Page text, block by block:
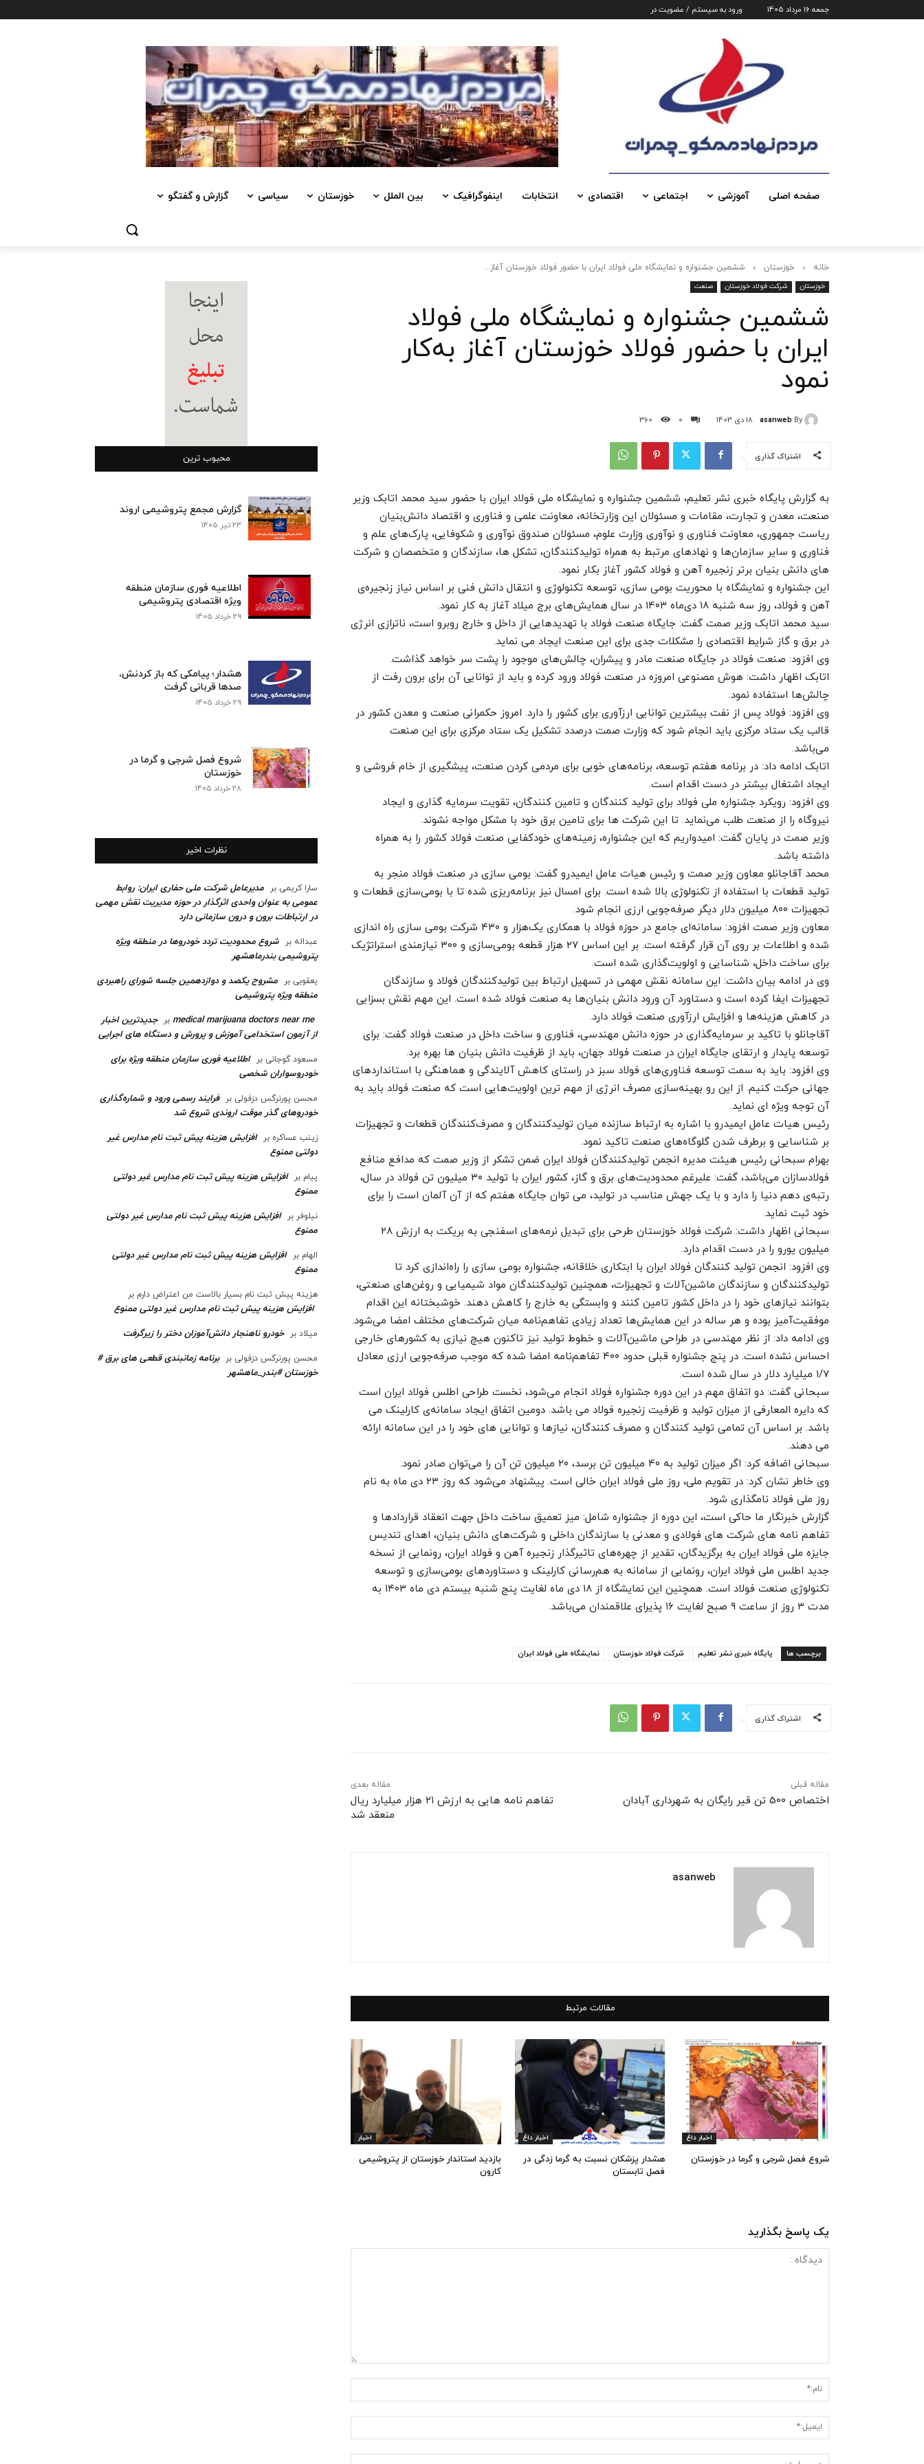
جمعه 16 مرداد 1405 ورود به سیستم / عضویت در
صفحه اصلی آموزشی اجتماعی اقتصادی انتخابات اینفوگرافیک بین الملل خوزستان سیاسی گزارش و گفتگو
خانه خوزستان ششمین جشنواره و نمایشگاه ملی فولاد ایران با حضور فولاد خوزستان آغاز...
خوزستان شرکت فولاد خوزستان صنعت
ششمین جشنواره و نمایشگاه ملی فولاد
ایران با حضور فولاد خوزستان آغاز به‌کار
نمود
By
asanweb 18 دی 1403 0
360
اشتراک گذاری
به گزارش پایگاه خبری نشر تعلیم، ششمین جشنواره و نمایشگاه ملی فولاد ایران با حضور سید محمد اتابک وزیر
صنعت، معدن و تجارت، مقامات و مسئولان این وزارتخانه، معاونت علمی و فناوری و اقتصاد دانش‌بنیان
ریاست جمهوری، معاونت فناوری و نوآوری وزارت علوم، مسئولان صندوق نوآوری و شکوفایی‌، پارک‌های علم و
فناوری و سایر سازمان‌ها و نهادهای مرتبط به همراه تولیدکنندگان، تشکل ها، سازندگان و متخصصان و شرکت
‌های دانش ‌بنیان برتر زنجیره آهن و فولاد کشور آغاز بکار نمود.
این جشنواره و نمایشگاه با محوریت بومی سازی، توسعه تکنولوژی و انتقال دانش فنی بر اساس نیاز زنجیره‌ی
آهن و فولاد، روز سه شنبه ۱۸ دی‌ماه ۱۴۰۳ در سال همایش‌های برج میلاد آغاز به کار نمود.
سید محمد اتابک وزیر صمت گفت: جایگاه‌ صنعت فولاد با تهدیدهایی از داخل و خارج روبرو است، ناترازی انرژی
در برق و گاز شرایط اقتصادی را مشکلات جدی برای این صنعت ایجاد می نماید.
وی افزود: صنعت فولاد در جایگاه صنعت مادر و پیشران، چالش‌های موجود را پشت سر خواهد گذاشت.
اتابک اظهار داشت: هوش مصنوعی امروزه در صنعت فولاد ورود کرده و باید از توانایی آن برای برون رفت از
چالش‌ها استفاده نمود.
وی افزود: فولاد پس از نفت بیشترین توانایی ارزآوری برای کشور را دارد. امروز حکمرانی صنعت و معدن کشور در
قالب یک ستاد مرکزی باید انجام شود که وزارت صمت درصدد تشکیل یک ستاد مرکزی برای این صنعت
می‌باشد.
اتابک ادامه داد: در برنامه هفتم توسعه، برنامه‌های خوبی برای مردمی کردن صنعت، پیشگیری از خام فروشی و
ایجاد اشتغال بیشتر در دست اقدام است.
وی افزود: رویکرد جشنواره ملی فولاد برای تولید کنندگان و تامین کنندگان، تقویت سرمایه گذاری و ایجاد
نیروگاه را از صنعت طلب می‌نماید. تا این شرکت ها برای تامین برق خود با مشکل مواجه نشوند.
وزیر صمت در پایان گفت: امیدواریم که این جشنواره، زمینه‌های خودکفایی صنعت فولاد کشور را به همراه
داشته باشد.
محمد آقاجانلو معاون وزیر صمت و رئیس هیات عامل ایمیدرو گفت: بومی سازی در صنعت فولاد منجر به
تولید قطعات با استفاده از تکنولوژی بالا شده است. برای امسال نیز برنامه‌ریزی شده تا با بومی‌سازی قطعات و
تجهیزات ۸۰۰ میلیون دلار دیگر صرفه‌جویی ارزی انجام شود.
معاون وزیر صمت افزود:‌ سامانه‌ای جامع در حوزه فولاد با همکاری یک‌هزار و ۴۳۰ شرکت بومی سازی راه اندازی
شده و اطلاعات بر روی آن قرار گرفته است. بر این اساس ۲۷ هزار قطعه بومی‌سازی و ۳۰۰ نیازمندی استراتژیک
برای ساخت داخل، شناسایی و اولویت‌گذاری شده است.
وی در ادامه بیان داشت: این سامانه نقش مهمی در تسهیل ارتباط بین تولیدکنندگان فولاد و سازندگان
تجهیزات ایفا کرده است و دستاورد آن ورود دانش بنیان‌ها به صنعت فولاد شده است. این مهم نقش بسزایی
در کاهش هزینه‌ها و افزایش ارزآوری صنعت فولاد دارد.
آقاجانلو با تاکید بر سرمایه‌گذاری در حوزه دانش مهندسی، فناوری و ساخت داخل در صنعت فولاد گفت: برای
توسعه پایدار و ارتقای جایگاه ایران در صنعت فولاد جهان، باید از ظرفیت دانش بنیان ها بهره برد.
وی افزود: باید به سمت توسعه فناوری‌های فولاد سبز در راستای کاهش آلایندگی و هماهنگی با استانداردهای
جهانی حرکت کنیم. از این رو بهینه‌سازی مصرف انرژی از مهم ترین اولویت‌هایی است که صنعت فولاد باید به
آن توجه ویژه ای نماید.
رئیس هیات عامل ایمیدرو با اشاره به ارتباط سازنده میان تولیدکنندگان و مصرف‌کنندگان قطعات و تجهیزات
بر شناسایی و برطرف شدن گلوگاه‌های صنعت تاکید نمود.
بهرام سبحانی رئیس هیئت‌ مدیره انجمن تولیدکنندگان فولاد ایران ضمن تشکر از وزیر صمت که مدافع منافع
فولادسازان می‌باشد، گفت: علیرغم محدودیت‌های برق و گاز، کشور ایران با تولید ۳۰ میلیون تن فولاد در سال،
رتبه‌ی دهم دنیا را دارد و با یک جهش مناسب در تولید، می توان جایگاه هفتم که از آن آلمان است را برای
خود ثبت نماید.
سبحانی اظهار داشت: شرکت فولاد خوزستان طرحی برای تبدیل نرمه‌های اسفنجی به بریکت به ارزش ۲۸
میلیون یورو را در دست اقدام دارد.
وی افزود: انجمن تولید کنندگان فولاد ایران با ابتکاری خلاقانه، جشنواره بومی سازی را راه‌اندازی کرد تا
تولیدکنندگان و سازندگان ماشین‌آلات و تجهیزات، همچنین تولیدکنندگان مواد شیمیایی و روغن‌های صنعتی،
بتوانند نیازهای خود را در داخل کشور تامین کنند و وابستگی به خارج را کاهش دهند. خوشبختانه این اقدام
موفقیت‌آمیز بوده و هر ساله در این همایش‌ها تعداد زیادی تفاهم‌نامه میان شرکت‌های مختلف امضا می‌شود.
وی ادامه داد: از نظر مهندسی در طراحی ماشین‌آلات و خطوط تولید نیز تاکنون هیچ نیازی به کشورهای خارجی
احساس نشده است. در پنج جشنواره قبلی حدود ۴۰۰ تفاهم‌نامه امضا شده که موجب صرفه‌جویی ارزی معادل
۱/۷ میلیارد دلار در سال شده است.
سبحانی گفت: دو اتفاق مهم در این دوره جشنواره فولاد انجام می‌شود، نخست طراحی اطلس فولاد ایران است
که دایره المعارفی از میزان تولید و ظرفیت زنجیره فولاد می باشد. دومین اتفاق ایجاد سامانه‌ی کارلینک می
باشد. بر اساس آن تمامی تولید کنندگان و مصرف کنندگان، نیازها و توانایی های خود را در این سامانه ارائه
می‌ دهند.
سبحانی اضافه کرد: اگر میزان تولید به ۴۰ میلیون تن برسد، ۲۰ میلیون تن آن را می‌توان صادر نمود.
وی خاطر نشان کرد: در تقویم ملی، روز ملی فولاد ایران خالی است. پیشنهاد می‌شود که روز ۲۳ دی ماه به نام
روز ملی فولاد نامگذاری شود.
گزارش خبرنگار ما حاکی است، این دوره از جشنواره شامل: میز تعمیق ساخت داخل جهت انعقاد قراردادها و
تفاهم ‌نامه‌ های شرکت ‌های فولادی و معدنی با سازندگان داخلی و شرکت‌های دانش بنیان، اهدای تندیس
جایزه ملی فولاد ایران به برگزیدگان، تقدیر از چهره‌های تاثیرگذار زنجیره آهن و فولاد ایران، رونمایی از نسخه
جدید اطلس ملی فولاد ایران، رونمایی از سامانه به ‌هم‌رسانی کارلینک و دستاوردهای بومی‌سازی و توسعه
تکنولوژی صنعت فولاد است. همچنین این نمایشگاه از ۱۸ دی ماه لغایت پنج شنبه بیستم دی ماه ۱۴۰۳ به
مدت ۳ روز از ساعت ۹ صبح لغایت ۱۶ پذیرای علاقمندان می‌باشد.
برچسب ها پایگاه خبری نشر تعلیم شرکت فولاد خوزستان نمایشگاه ملی فولاد ایران
اشتراک گذاری
مقاله قبلی
اختصاص 500 تن قیر رایگان به شهرداری آبادان
مقاله بعدی
تفاهم نامه هایی به ارزش ۲۱ هزار میلیارد ریال
منعقد شد
asanweb
مقالات مرتبط
اخبار داغ
شروع فصل شرجی و گرما در خوزستان
اخبار داغ
هشدار پزشکان نسبت به گرما زدگی در
فصل تابستان
اخبار
بازدید استاندار خوزستان از پتروشیمی
کارون
یک پاسخ بگذارید
محبوب ترین
گزارش مجمع پتروشیمی اروند
23 تیر 1405
اطلاعیه فوری سازمان منطقه
ویژه اقتصادی پتروشیمی
29 خرداد 1405
هشدار؛ پیامکی که باز کردنش،
صدها قربانی گرفت
29 خرداد 1405
شروع فصل شرجی و گرما در
خوزستان
28 خرداد 1405
نظرات اخیر
سارا کریمی بر
مدیرعامل شرکت ملی حفاری ایران: روابط
عمومی به عنوان واحدی اثرگذار در حوزه مدیریت نقش مهمی
در ارتباطات برون و درون سازمانی دارد
عبداله بر
شروع محدودیت تردد خودروها در منطقه ویژه
پتروشیمی بندرماهشهر
یعقوبی بر
مشروح یکصد و دوازدهمین جلسه شورای راهبردی
منطقه ویژه پتروشیمی‌
medical marijuana doctors near me بر
جدیدترین اخبار
از آزمون استخدامی آموزش و پرورش و دستگاه های اجرایی
مسعود گوجانی بر
اطلاعیه فوری سازمان منطقه ویژه برای
خودروسواران شخصی
محسن پورنرگس دزفولی بر
فرایند رسمی ورود و شماره‌گذاری
خودرو‌های گذر موقت اروندی شروع شد
زینب عساکره بر
افزایش هزینه پیش ثبت نام مدارس غیر
دولتی ممنوع
پیام بر
افزایش هزینه پیش ثبت نام مدارس غیر دولتی
ممنوع
نیلوفر بر
افزایش هزینه پیش ثبت نام مدارس غیر دولتی
ممنوع
الهام بر
افزایش هزینه پیش ثبت نام مدارس غیر دولتی
ممنوع
هزینه پیش ثبت نام بسیار بالاست من اعتراض دارم بر
افزایش هزینه پیش ثبت نام مدارس غیر دولتی ممنوع
میلاد بر خودرو ناهنجار دانش‌آموزان دختر را زیرگرفت
محسن پورنرگس دزفولی بر
برنامه زمانبندی قطعی های برق #
خوزستان #بندر_ماهشهر